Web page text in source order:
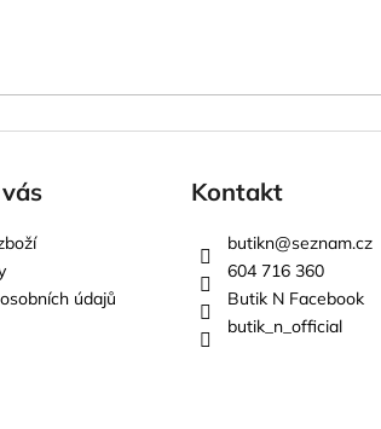
údajů
Kontakt
butikn@seznam.cz
604 716 360
Butik N Facebook
butik_n_official